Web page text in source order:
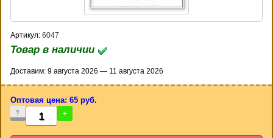
Артикул: 6047
Товар в наличии
Доставим: 9 августа 2026 — 11 августа 2026
Оптовая цена: 65 руб.
- +